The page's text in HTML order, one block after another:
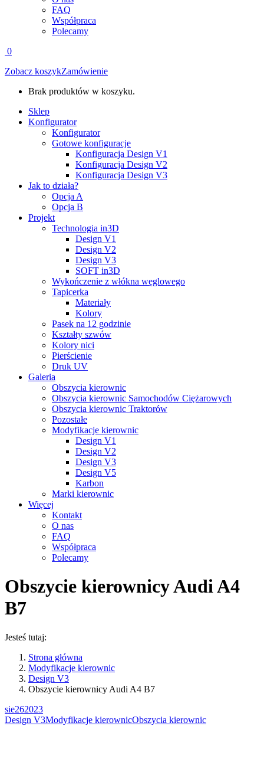
FAQ
Współpraca
Polecamy
0
Zobacz koszykZamówienie
Brak produktów w koszyku.
Sklep
Konfigurator
Konfigurator
Gotowe konfiguracje
Konfiguracja Design V1
Konfiguracja Design V2
Konfiguracja Design V3
Jak to działa?
Opcja A
Opcja B
Projekt
Technologia in3D
Design V1
Design V2
Design V3
SOFT in3D
Wykończenie z włókna węglowego
Tapicerka
Materiały
Kolory
Pasek na 12 godzinie
Kształty szwów
Kolory nici
Pierścienie
Druk UV
Galeria
Obszycia kierownic
Obszycia kierownic Samochodów Ciężarowych
Obszycia kierownic Traktorów
Pozostałe
Modyfikacje kierownic
Design V1
Design V2
Design V3
Design V5
Karbon
Marki kierownic
Więcej
Kontakt
O nas
FAQ
Współpraca
Polecamy
Obszycie kierownicy Audi A4
B7
Jesteś tutaj:
Strona główna
Modyfikacje kierownic
Design V3
Obszycie kierownicy Audi A4 B7
sie262023
Design V3Modyfikacje kierownicObszycia kierownic